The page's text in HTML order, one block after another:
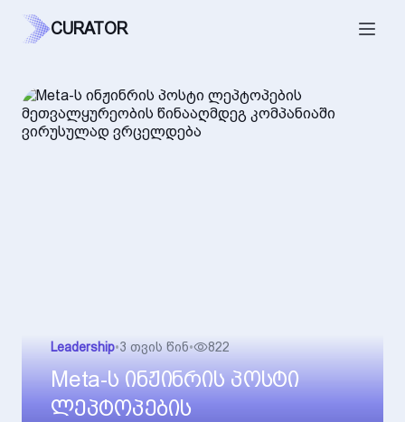
CURATOR
Leadership•3 თვის წინ• 822
Meta-ს ინჟინრის პოსტი
ლეპტოპების